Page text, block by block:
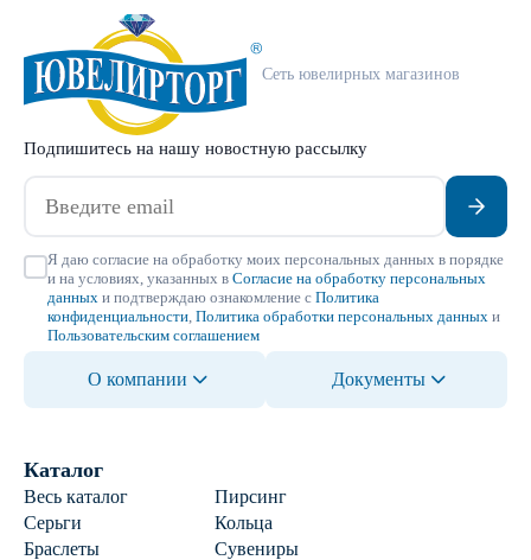
Сеть ювелирных магазинов
Подпишитесь на нашу новостную рассылку
Я даю согласие на обработку моих персональных данных в порядке
и на условиях, указанных в Согласие на обработку персональных
данных и подтверждаю ознакомление с Политика
конфиденциальности Политика обработки персональных данных и
Пользовательским соглашением
О компании Документы
Каталог
Весь каталог
Пирсинг
Серьги
Кольца
Браслеты
Сувениры